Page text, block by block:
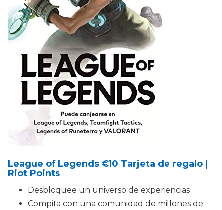
League of Legends €10 Tarjeta de regalo |
Riot Points
Desbloquee un universo de experiencias
Compita con una comunidad de millones de